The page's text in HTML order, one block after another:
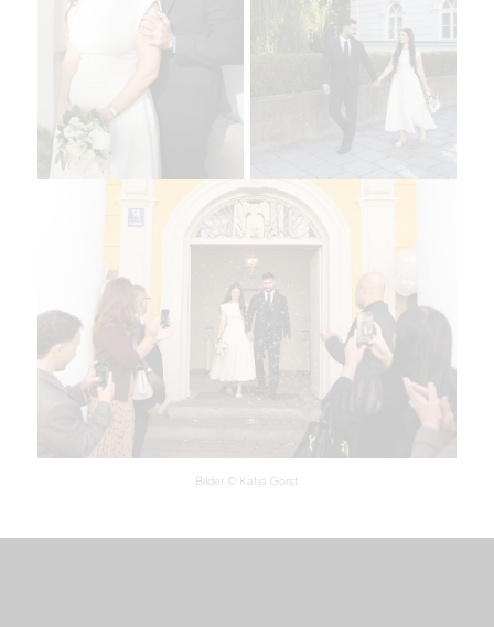
Bilder © Katja Gorst